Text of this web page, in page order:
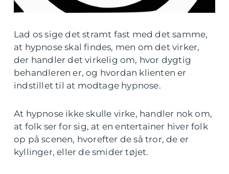
Lad os sige det stramt fast med det samme,
at hypnose skal findes, men om det virker,
der handler det virkelig om, hvor dygtig
behandleren er, og hvordan klienten er
indstillet til at modtage hypnose.
At hypnose ikke skulle virke, handler nok om,
at folk ser for sig, at en entertainer hiver folk
op på scenen, hvorefter de så tror, de er
kyllinger, eller de smider tøjet.